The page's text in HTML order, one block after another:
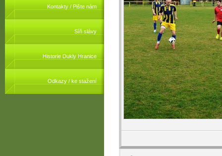
Kontakty / Pište nám
Síň slávy
Historie Dukly Hranice
Odkazy / ke stažení